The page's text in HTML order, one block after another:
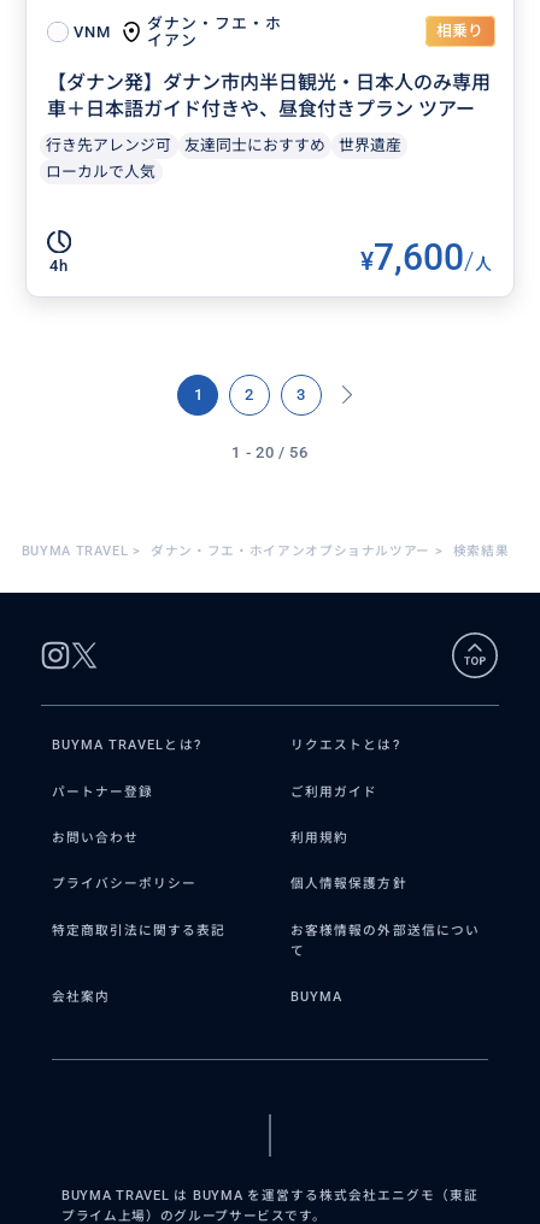
VNM
ダナン・フエ・ホ
イアン
相乗り
【ダナン発】ダナン市内半日観光・日本人のみ専用
車＋日本語ガイド付きや、昼食付きプラン ツアー
行き先アレンジ可 友達同士におすすめ
世界遺産
ローカルで人気
4h ¥7,600/人
1 2 3
1 - 20 / 56
BUYMA TRAVEL > ダナン・フエ・ホイアンオプショナルツアー > 検索結果
BUYMA TRAVELとは? リクエストとは?
パートナー登録 ご利用ガイド
お問い合わせ 利用規約
プライバシーポリシー 個人情報保護方針
特定商取引法に関する表記
お客様情報の外部送信につい
て
会社案内 BUYMA
BUYMA TRAVEL は BUYMA を運営する株式会社エニグモ（東証
プライム上場）のグループサービスです。